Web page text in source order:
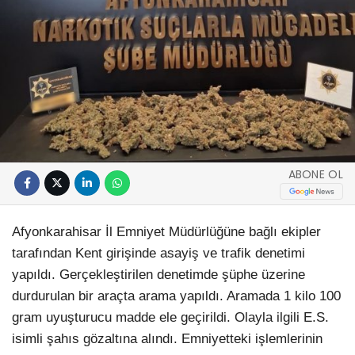
ABONE OL
Afyonkarahisar İl Emniyet Müdürlüğüne bağlı ekipler
tarafından Kent girişinde asayiş ve trafik denetimi
yapıldı. Gerçekleştirilen denetimde şüphe üzerine
durdurulan bir araçta arama yapıldı. Aramada 1 kilo 100
gram uyuşturucu madde ele geçirildi. Olayla ilgili E.S.
isimli şahıs gözaltına alındı. Emniyetteki işlemlerinin